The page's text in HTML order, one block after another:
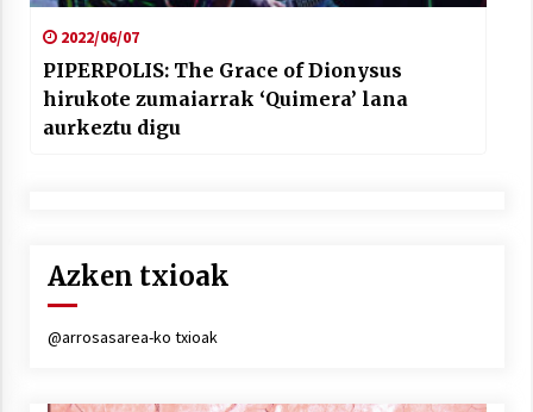
2022/06/07
PIPERPOLIS: The Grace of Dionysus
hirukote zumaiarrak ‘Quimera’ lana
aurkeztu digu
Azken txioak
@arrosasarea-ko txioak